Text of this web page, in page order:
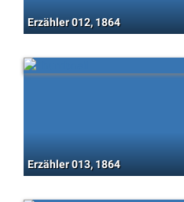
Erzähler 012, 1864
Erzähler 013, 1864